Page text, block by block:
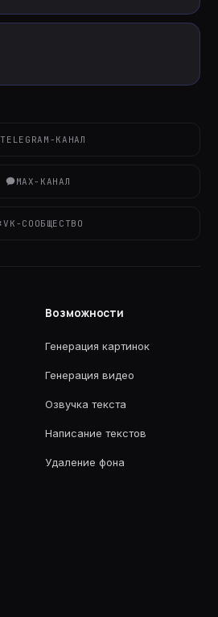
TELEGRAM-КАНАЛ
MAX-КАНАЛ
VK-СООБЩЕСТВО
Возможности
Генерация картинок
Генерация видео
Озвучка текста
Написание текстов
Удаление фона